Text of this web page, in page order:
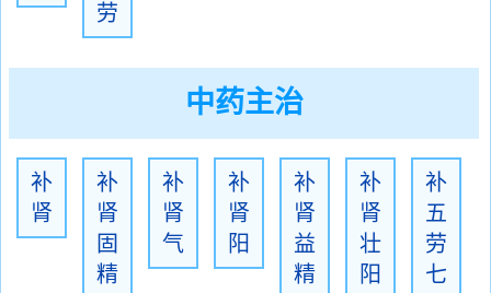
劳
中药主治
补
肾
补
肾
固
精
补
肾
气
补
肾
阳
补
肾
益
精
补
肾
壮
阳
补
五
劳
七